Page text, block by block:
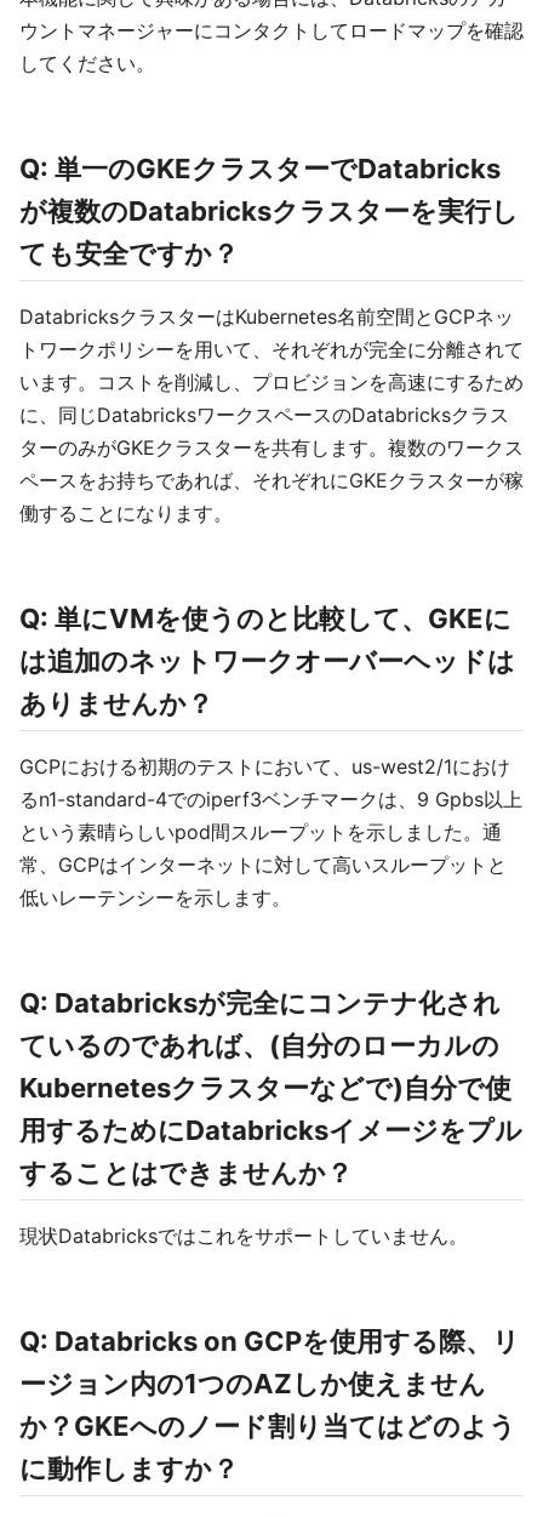
ウントマネージャーにコンタクトしてロードマップを確認
してください。
Q: 単一のGKEクラスターでDatabricks
が複数のDatabricksクラスターを実行し
ても安全ですか？
DatabricksクラスターはKubernetes名前空間とGCPネッ
トワークポリシーを用いて、それぞれが完全に分離されて
います。コストを削減し、プロビジョンを高速にするため
に、同じDatabricksワークスペースのDatabricksクラス
ターのみがGKEクラスターを共有します。複数のワークス
ペースをお持ちであれば、それぞれにGKEクラスターが稼
働することになります。
Q: 単にVMを使うのと比較して、GKEに
は追加のネットワークオーバーヘッドは
ありませんか？
GCPにおける初期のテストにおいて、us-west2/1におけ
るn1-standard-4でのiperf3ベンチマークは、9 Gpbs以上
という素晴らしいpod間スループットを示しました。通
常、GCPはインターネットに対して高いスループットと
低いレーテンシーを示します。
Q: Databricksが完全にコンテナ化され
ているのであれば、(自分のローカルの
Kubernetesクラスターなどで)自分で使
用するためにDatabricksイメージをプル
することはできませんか？
現状Databricksではこれをサポートしていません。
Q: Databricks on GCPを使用する際、リ
ージョン内の1つのAZしか使えません
か？GKEへのノード割り当てはどのよう
に動作しますか？